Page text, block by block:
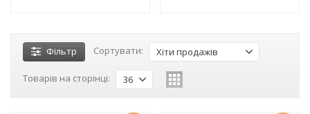
Фільтр Сортувати: Хіти продажів
Товарів на сторінці: 36